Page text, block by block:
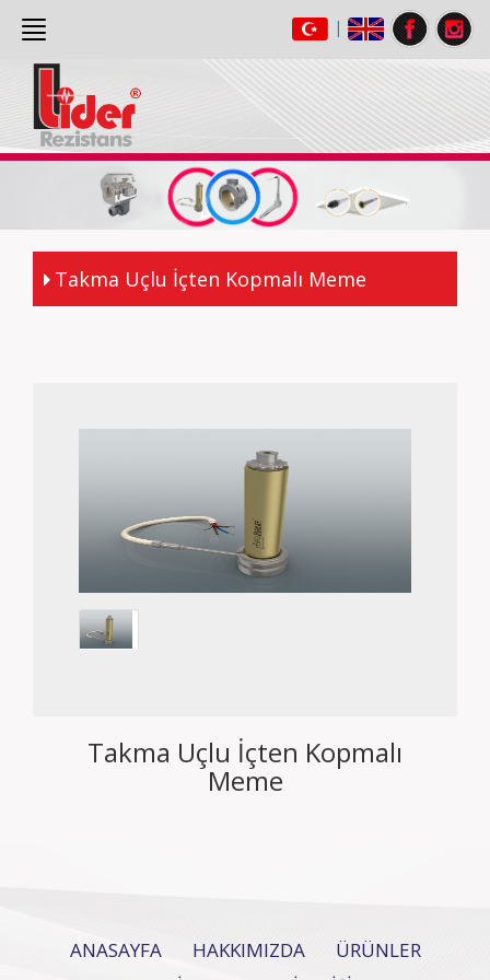
|
ANASAYFA
(current)
HAKKIMIZDA
Takma Uçlu İçten Kopmalı Meme
Takma Uçlu İçten Kopmalı
Meme
ANASAYFA HAKKIMIZDA
ÜRÜNLER